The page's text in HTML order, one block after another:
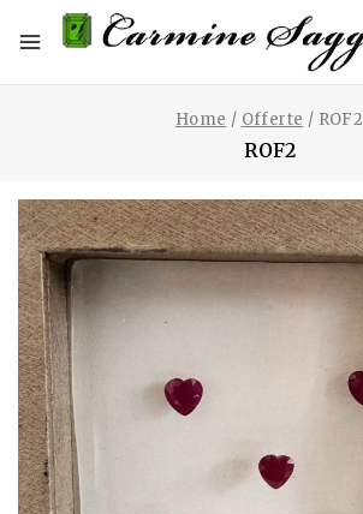
Home / Offerte / ROF2
ROF2